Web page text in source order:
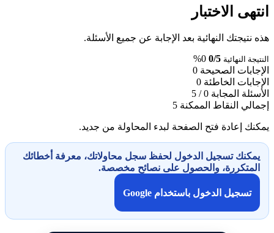
انتهى الاختبار
هذه نتيجتك النهائية بعد الإجابة عن جميع الأسئلة.
النتيجة النهائية 0/5
0%
الإجابات الصحيحة 0
الإجابات الخاطئة 0
الأسئلة المجابة 0 / 5
إجمالي النقاط الممكنة 5
يمكنك إعادة فتح الصفحة لبدء المحاولة من جديد.
يمكنك تسجيل الدخول لحفظ سجل محاولاتك، معرفة أخطائك
المتكررة، والحصول على نصائح مخصصة.
تسجيل الدخول باستخدام Google